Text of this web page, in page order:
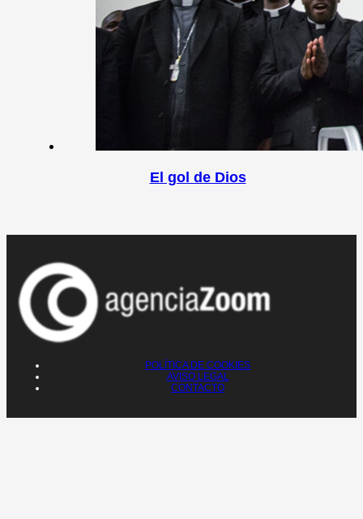
El gol de Dios
POLÍTICA DE COOKIES
AVISO LEGAL
CONTACTO